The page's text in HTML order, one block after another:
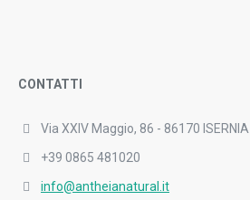
CONTATTI
Via XXIV Maggio, 86 - 86170 ISERNIA
+39 0865 481020
info@antheianatural.it